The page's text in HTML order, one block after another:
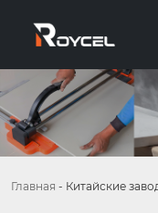
Главная - Китайские